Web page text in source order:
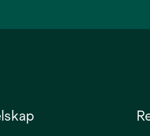
new